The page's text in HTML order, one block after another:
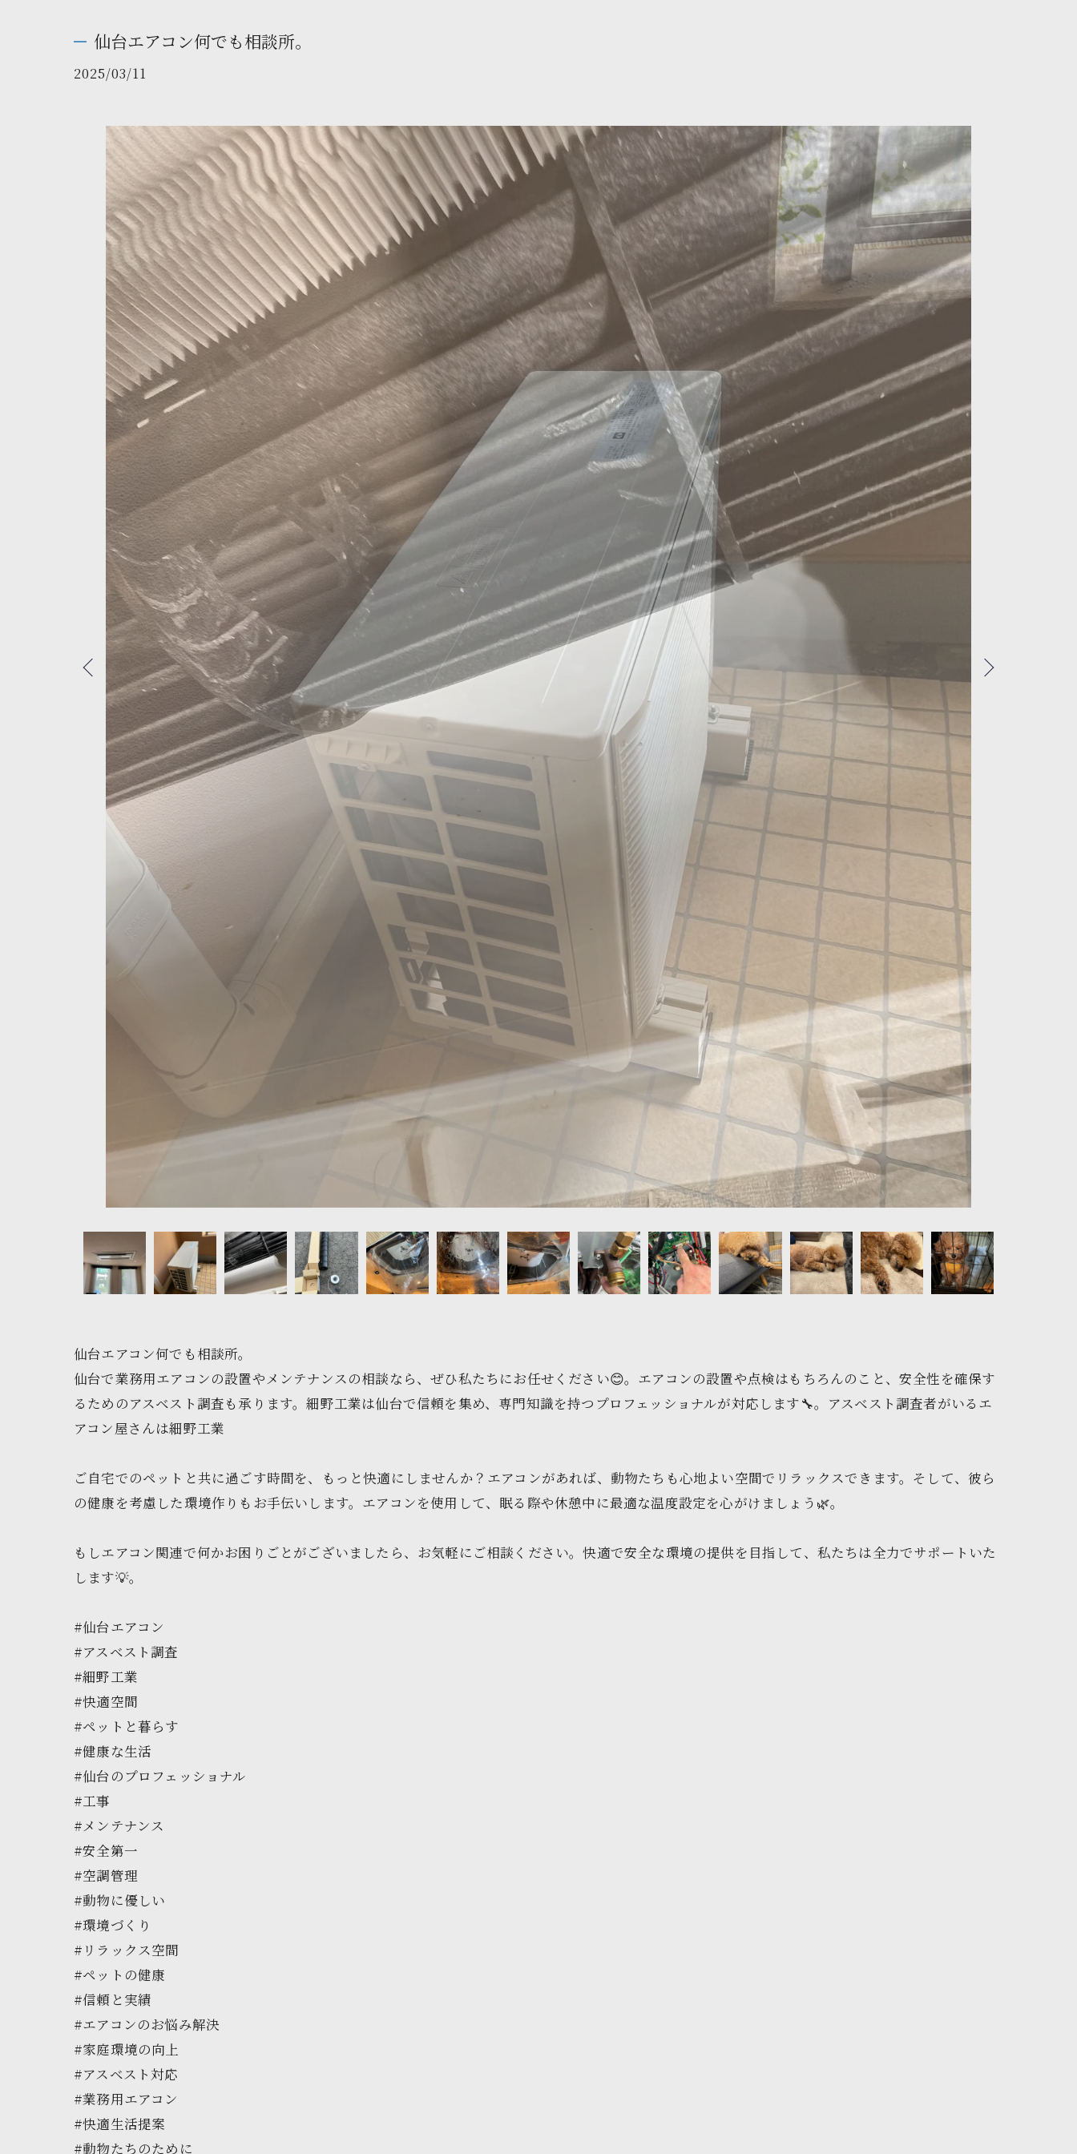
仙台エアコン何でも相談所。
2025/03/11
仙台エアコン何でも相談所。
仙台で業務用エアコンの設置やメンテナンスの相談なら、ぜひ私たちにお任せください😊。エアコンの設置や点検はもちろんのこと、安全性を確保す
るためのアスベスト調査も承ります。細野工業は仙台で信頼を集め、専門知識を持つプロフェッショナルが対応します🔧。アスベスト調査者がいるエ
アコン屋さんは細野工業
ご自宅でのペットと共に過ごす時間を、もっと快適にしませんか？エアコンがあれば、動物たちも心地よい空間でリラックスできます。そして、彼ら
の健康を考慮した環境作りもお手伝いします。エアコンを使用して、眠る際や休憩中に最適な温度設定を心がけましょう🌿。
もしエアコン関連で何かお困りごとがございましたら、お気軽にご相談ください。快適で安全な環境の提供を目指して、私たちは全力でサポートいた
します💡。
#仙台エアコン
#アスベスト調査
#細野工業
#快適空間
#ペットと暮らす
#健康な生活
#仙台のプロフェッショナル
#工事
#メンテナンス
#安全第一
#空調管理
#動物に優しい
#環境づくり
#リラックス空間
#ペットの健康
#信頼と実績
#エアコンのお悩み解決
#家庭環境の向上
#アスベスト対応
#業務用エアコン
#快適生活提案
#動物たちのために